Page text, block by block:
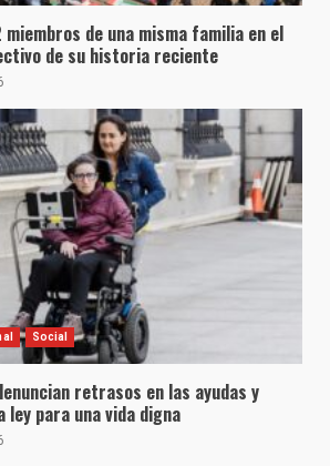
miembros de una misma familia en el
de su historia reciente
Social
retrasos en las ayudas y
ley para una vida digna